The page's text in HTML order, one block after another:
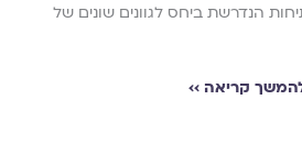
הנדרשת ביחס לגוונים שונים של
קריאה ››